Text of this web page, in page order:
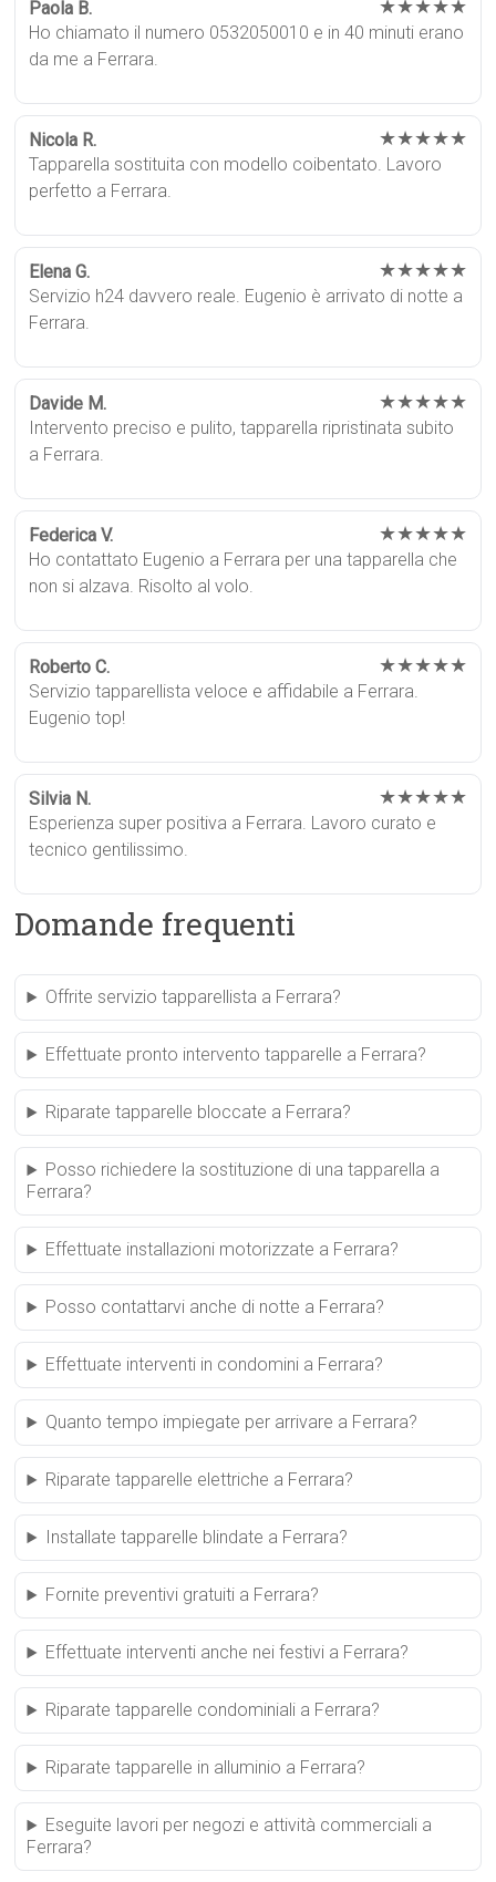
Paola B. ★★★★★
Ho chiamato il numero 0532050010 e in 40 minuti erano
da me a Ferrara.
Nicola R. ★★★★★
Tapparella sostituita con modello coibentato. Lavoro
perfetto a Ferrara.
Elena G. ★★★★★
Servizio h24 davvero reale. Eugenio è arrivato di notte a
Ferrara.
Davide M. ★★★★★
Intervento preciso e pulito, tapparella ripristinata subito
a Ferrara.
Federica V. ★★★★★
Ho contattato Eugenio a Ferrara per una tapparella che
non si alzava. Risolto al volo.
Roberto C. ★★★★★
Servizio tapparellista veloce e affidabile a Ferrara.
Eugenio top!
Silvia N. ★★★★★
Esperienza super positiva a Ferrara. Lavoro curato e
tecnico gentilissimo.
Domande frequenti
Offrite servizio tapparellista a Ferrara?
Effettuate pronto intervento tapparelle a Ferrara?
Riparate tapparelle bloccate a Ferrara?
Posso richiedere la sostituzione di una tapparella a
Ferrara?
Effettuate installazioni motorizzate a Ferrara?
Posso contattarvi anche di notte a Ferrara?
Effettuate interventi in condomini a Ferrara?
Quanto tempo impiegate per arrivare a Ferrara?
Riparate tapparelle elettriche a Ferrara?
Installate tapparelle blindate a Ferrara?
Fornite preventivi gratuiti a Ferrara?
Effettuate interventi anche nei festivi a Ferrara?
Riparate tapparelle condominiali a Ferrara?
Riparate tapparelle in alluminio a Ferrara?
Eseguite lavori per negozi e attività commerciali a
Ferrara?